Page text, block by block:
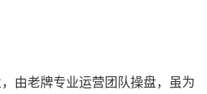
由老牌专业运营团队操盘，虽为